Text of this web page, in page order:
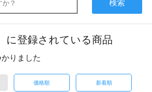
検索
に登録されている商品
りました
価格順 新着順